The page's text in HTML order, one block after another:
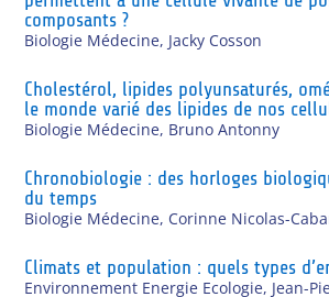
composants ?
Biologie Médecine, Jacky Cosson
Cholestérol, lipides polyunsaturés,
le monde varié des lipides de nos
Biologie Médecine, Bruno Antonny
Chronobiologie : des horloges
du temps
Biologie Médecine, Corinne Nicolas-
Climats et population : quels types
Environnement Energie Ecologie, Jean-